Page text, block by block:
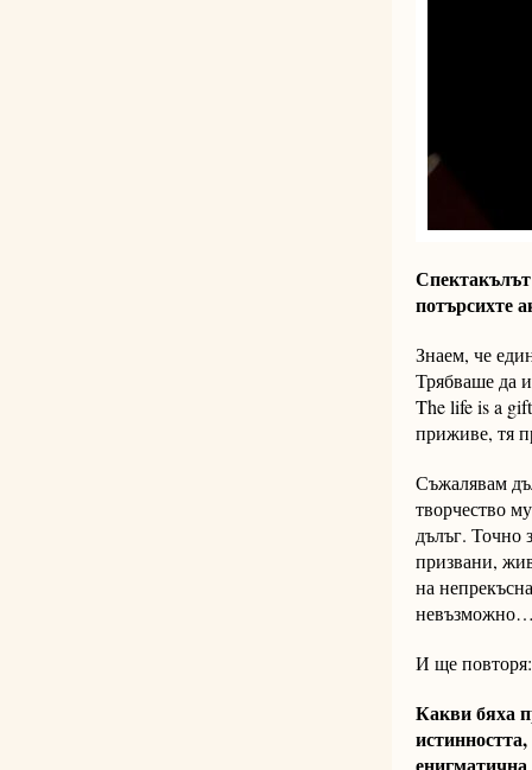
потърсихте
Знаем, че
Трябваше да
The life is a
приживе, тя
Съжалявам
творчество
дълъг. Точно
призвани,
на
невъзможно…
И ще
Какви бяха